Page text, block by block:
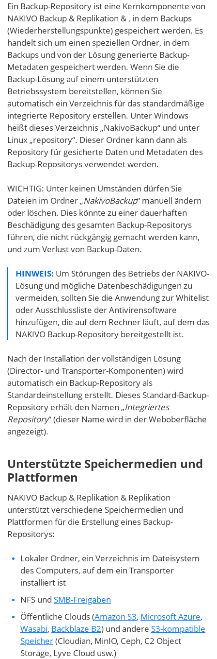
Ein Backup-Repository ist eine Kernkomponente von
NAKIVO Backup & Replikation & , in dem Backups
(Wiederherstellungspunkte) gespeichert werden. Es
handelt sich um einen speziellen Ordner, in dem
Backups und von der Lösung generierte Backup-
Metadaten gespeichert werden. Wenn Sie die
Backup-Lösung auf einem unterstützten
Betriebssystem bereitstellen, können Sie
automatisch ein Verzeichnis für das standardmäßige
integrierte Repository erstellen. Unter Windows
heißt dieses Verzeichnis „NakivoBackup“ und unter
Linux „repository“. Dieser Ordner kann dann als
Repository für gesicherte Daten und Metadaten des
Backup-Repositorys verwendet werden.
WICHTIG: Unter keinen Umständen dürfen Sie
Dateien im Ordner „NakivoBackup“ manuell ändern
oder löschen. Dies könnte zu einer dauerhaften
Beschädigung des gesamten Backup-Repositorys
führen, die nicht rückgängig gemacht werden kann,
und zum Verlust von Backup-Daten.
HINWEIS: Um Störungen des Betriebs der NAKIVO-
Lösung und mögliche Datenbeschädigungen zu
vermeiden, sollten Sie die Anwendung zur Whitelist
oder Ausschlussliste der Antivirensoftware
hinzufügen, die auf dem Rechner läuft, auf dem das
NAKIVO Backup-Repository bereitgestellt ist.
Nach der Installation der vollständigen Lösung
(Director- und Transporter-Komponenten) wird
automatisch ein Backup-Repository als
Standardeinstellung erstellt. Dieses Standard-Backup-
Repository erhält den Namen „Integriertes
Repository“ (dieser Name wird in der Weboberfläche
angezeigt).
Unterstützte Speichermedien und
Plattformen
NAKIVO Backup & Replikation & Replikation
unterstützt verschiedene Speichermedien und
Plattformen für die Erstellung eines Backup-
Repositorys:
Lokaler Ordner, ein Verzeichnis im Dateisystem
des Computers, auf dem ein Transporter
installiert ist
NFS und SMB-Freigaben
Öffentliche Clouds (Amazon S3, Microsoft Azure,
Wasabi, Backblaze B2) und andere S3-kompatible
Speicher(Cloudian, MinIO, Ceph, C2 Object
Storage, Lyve Cloud usw.)